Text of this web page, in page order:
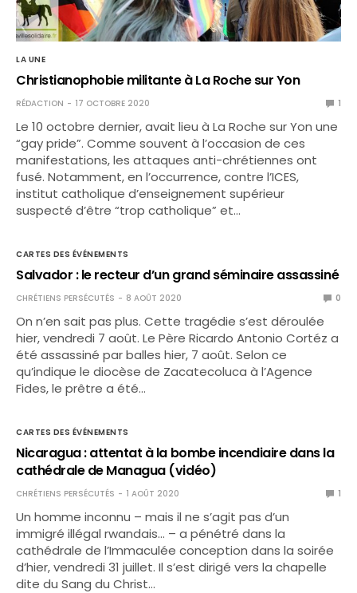
LA UNE
Christianophobie militante à La Roche sur Yon
RÉDACTION 17 OCTOBRE 2020 1
Le 10 octobre dernier, avait lieu à La Roche sur Yon une
“gay pride”. Comme souvent à l’occasion de ces
manifestations, les attaques anti-chrétiennes ont
fusé. Notamment, en l’occurrence, contre l’ICES,
institut catholique d’enseignement supérieur
suspecté d’être “trop catholique” et…
CARTES DES ÉVÉNEMENTS
Salvador : le recteur d’un grand séminaire assassiné
CHRÉTIENS PERSÉCUTÉS 8 AOÛT 2020 0
On n’en sait pas plus. Cette tragédie s’est déroulée
hier, vendredi 7 août. Le Père Ricardo Antonio Cortéz a
été assassiné par balles hier, 7 août. Selon ce
qu’indique le diocèse de Zacatecoluca à l’Agence
Fides, le prêtre a été…
CARTES DES ÉVÉNEMENTS
Nicaragua : attentat à la bombe incendiaire dans la
cathédrale de Managua (vidéo)
CHRÉTIENS PERSÉCUTÉS 1 AOÛT 2020 1
Un homme inconnu – mais il ne s’agit pas d’un
immigré illégal rwandais… – a pénétré dans la
cathédrale de l’Immaculée conception dans la soirée
d’hier, vendredi 31 juillet. Il s’est dirigé vers la chapelle
dite du Sang du Christ…